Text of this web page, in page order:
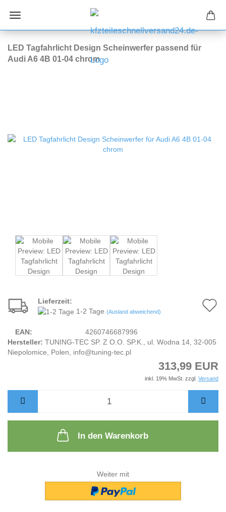
LED Tagfahrlicht Design Scheinwerfer passend für
Audi A6 4B 01-04 chrom
Lieferzeit:
1-2 Tage (Ausland abweichend)
EAN:
4260746687996
Hersteller: TUNING-TEC SP. Z O.O. SP.K., ul. Wodna 14, 32-005
Niepolomice, Polen, info@tuning-tec.pl
313,99 EUR
inkl. 19% MwSt. zzgl. Versand
In den Warenkorb
Weiter mit